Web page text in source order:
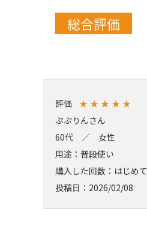
総合評価
評価 ★ ★ ★ ★ ★
ぷぷりんさん
60代 ／ 女性
用途：普段使い
購入した回数：はじめて
投稿日：2026/02/08